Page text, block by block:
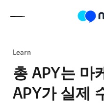
Learn
총 APY는 마
APY가 실제